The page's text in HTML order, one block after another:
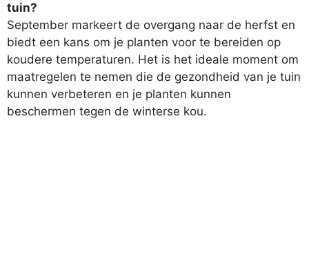
tuin?
September markeert de overgang naar de herfst en
biedt een kans om je planten voor te bereiden op
koudere temperaturen. Het is het ideale moment om
maatregelen te nemen die de gezondheid van je tuin
kunnen verbeteren en je planten kunnen
beschermen tegen de winterse kou.